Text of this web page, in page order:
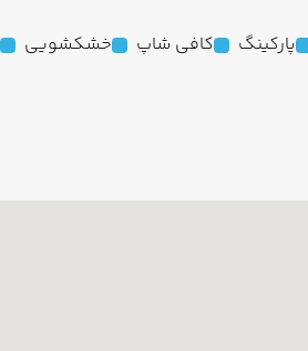
پارکینگ کافی شاپ خشکشویی